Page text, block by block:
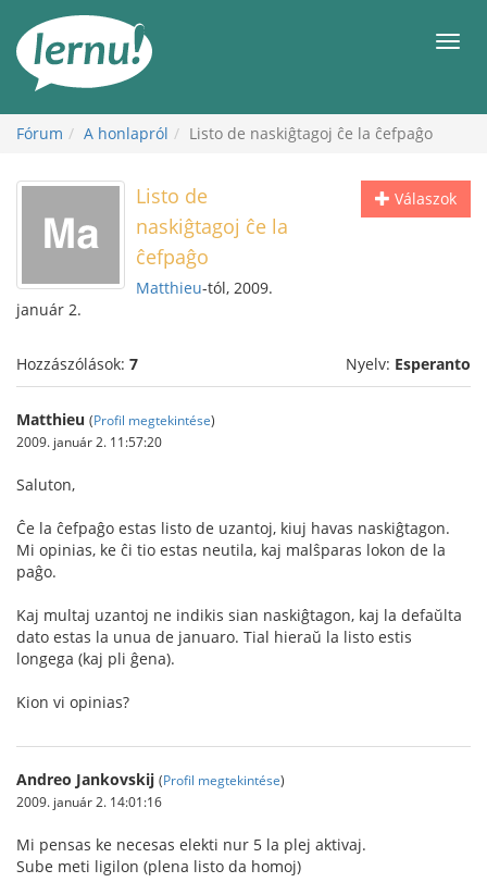
Fórum A honlapról Listo de naskiĝtagoj ĉe la ĉefpaĝo
Válaszok
Listo de
naskiĝtagoj ĉe la
ĉefpaĝo
Matthieu-tól, 2009.
január 2.
Hozzászólások: 7 Nyelv: Esperanto
Matthieu (Profil megtekintése)
2009. január 2. 11:57:20
Saluton,
Ĉe la ĉefpaĝo estas listo de uzantoj, kiuj havas naskiĝtagon.
Mi opinias, ke ĉi tio estas neutila, kaj malŝparas lokon de la
paĝo.
Kaj multaj uzantoj ne indikis sian naskiĝtagon, kaj la defaŭlta
dato estas la unua de januaro. Tial hieraŭ la listo estis
longega (kaj pli ĝena).
Kion vi opinias?
Andreo Jankovskij (Profil megtekintése)
2009. január 2. 14:01:16
Mi pensas ke necesas elekti nur 5 la plej aktivaj.
Sube meti ligilon (plena listo da homoj)